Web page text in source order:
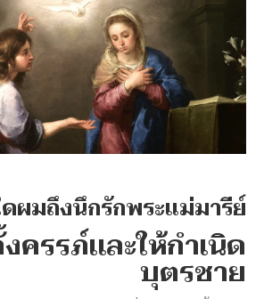
ผมถึงนึกรักพระแม่มารีย์
ครรภ์และให้กำเนิด
บุตรชาย